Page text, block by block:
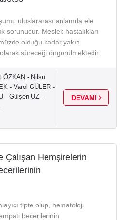
uluslararası anlamda ele
sorunudur. Meslek hastalıkları
olduğu kadar yakın
süreceği öngörülmektedir.
ÖZKAN - Nilsu
- Varol GÜLER -
- Gülşen UZ -
DEVAMI
Çalışan Hemşirelerin
tipte olup, hematoloji
becerilerinin